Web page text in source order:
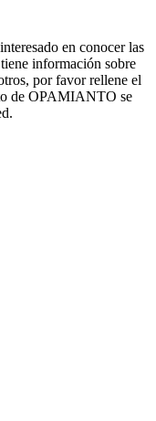
en conocer las
información sobre
por favor rellene el
de OPAMIANTO se